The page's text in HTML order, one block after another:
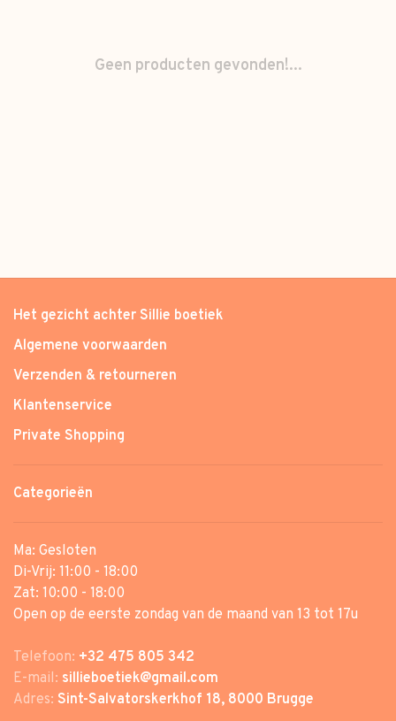
Geen producten gevonden!...
Het gezicht achter Sillie boetiek
Algemene voorwaarden
Verzenden & retourneren
Klantenservice
Private Shopping
Categorieën
Ma: Gesloten
Di-Vrij: 11:00 - 18:00
Zat: 10:00 - 18:00
Open op de eerste zondag van de maand van 13 tot 17u
Telefoon: +32 475 805 342
E-mail: sillieboetiek@gmail.com
Adres: Sint-Salvatorskerkhof 18, 8000 Brugge